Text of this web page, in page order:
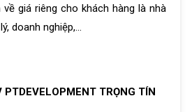
về giá riêng cho khách hàng là nhà
doanh nghiệp,…
PTDEVELOPMENT TRỌNG TÍN